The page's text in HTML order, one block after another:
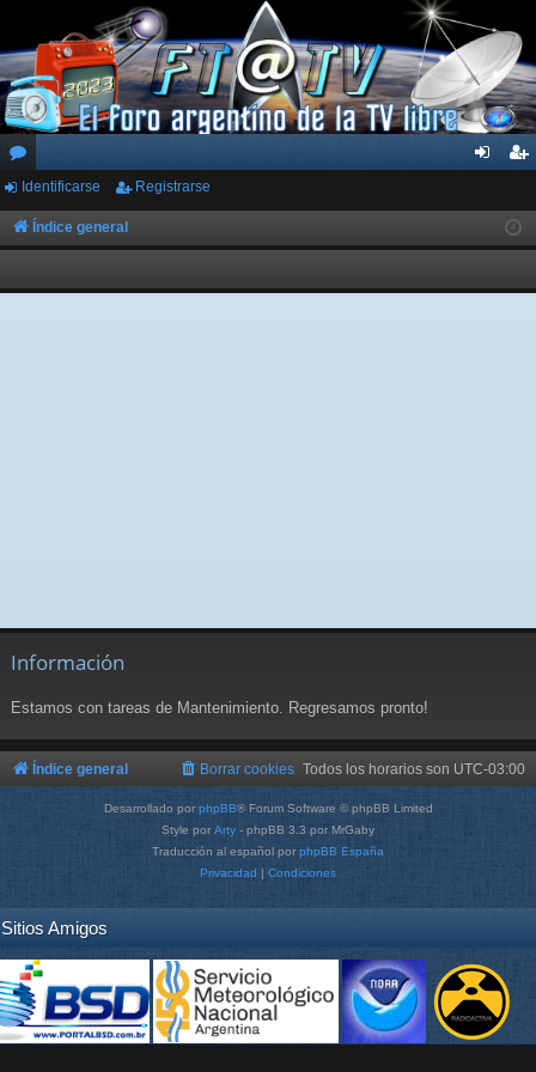
or
os
ar
ist
rs
Identificarse Registrarse
Índice general
Información
Estamos con tareas de Mantenimiento. Regresamos pronto!
Índice general Todos los horarios son UTC-03:00
Borrar cookies
Desarrollado por phpBB® Forum Software © phpBB Limited
Style por Arty - phpBB 3.3 por MrGaby
Traducción al español por phpBB España
Privacidad | Condiciones
Sitios Amigos